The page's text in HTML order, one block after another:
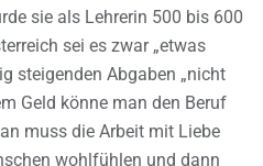
sie als Lehrerin 500 bis 600
sei es zwar „etwas
steigenden Abgaben „nicht
Geld könne man den Beruf
muss die Arbeit mit Liebe
wohlfühlen und dann